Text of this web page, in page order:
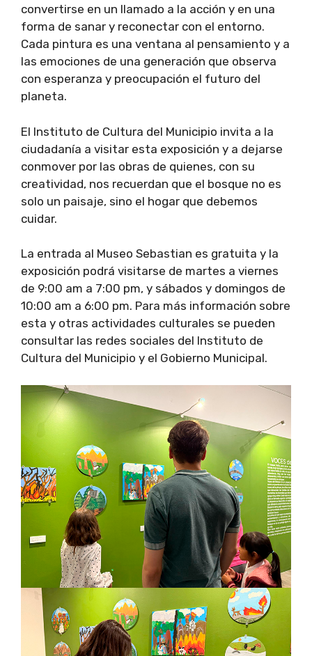
convertirse en un llamado a la acción y en una
forma de sanar y reconectar con el entorno.
Cada pintura es una ventana al pensamiento y a
las emociones de una generación que observa
con esperanza y preocupación el futuro del
planeta.
El Instituto de Cultura del Municipio invita a la
ciudadanía a visitar esta exposición y a dejarse
conmover por las obras de quienes, con su
creatividad, nos recuerdan que el bosque no es
solo un paisaje, sino el hogar que debemos
cuidar.
La entrada al Museo Sebastian es gratuita y la
exposición podrá visitarse de martes a viernes
de 9:00 am a 7:00 pm, y sábados y domingos de
10:00 am a 6:00 pm. Para más información sobre
esta y otras actividades culturales se pueden
consultar las redes sociales del Instituto de
Cultura del Municipio y el Gobierno Municipal.